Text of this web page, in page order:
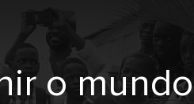
o mundo